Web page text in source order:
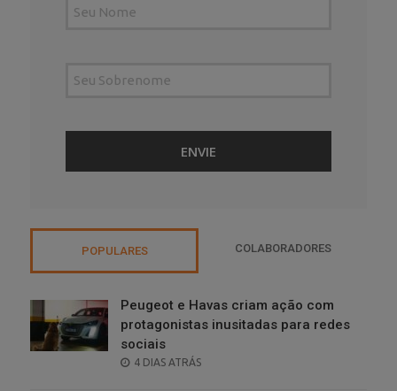
POPULARES COLABORADORES
Peugeot e Havas criam ação com
protagonistas inusitadas para redes
sociais
POSTED
4 DIAS ATRÁS